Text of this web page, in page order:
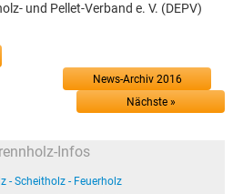
und Pellet-Verband e. V. (DEPV)
News-Archiv 2016
Nächste »
Infos
- Scheitholz - Feuerholz